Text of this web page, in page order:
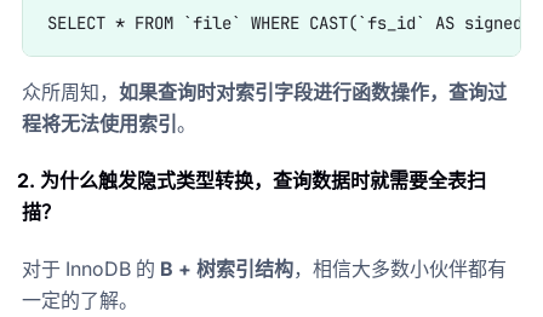
众所周知， 如果查询时对索引字段进行函数操作，查询过
程将无法使用索引 。
2. 为什么触发隐式类型转换，查询数据时就需要全表扫
描？
对于 InnoDB 的 B + 树索引结构，相信大多数小伙伴都有
一定的了解。